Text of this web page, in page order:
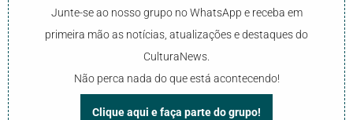
Junte-se ao nosso grupo no WhatsApp e receba em
primeira mão as notícias, atualizações e destaques do
CulturaNews.
Não perca nada do que está acontecendo!
Clique aqui e faça parte do grupo!